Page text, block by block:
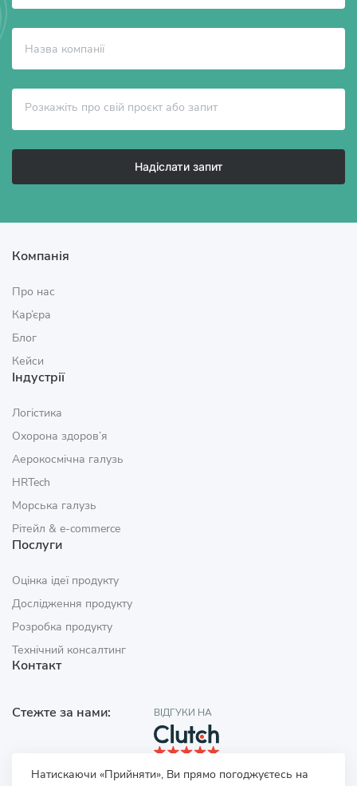
Натискаючи «Прийняти», Ви прямо погоджуєтесь на
Надіслати запит
Компанія
Про нас
Кар’єра
Блог
Кейси
Індустрії
Логістика
Охорона здоров’я
Аерокосмічна галузь
HRTech
Морська галузь
Рітейл & e‑commerce
Послуги
Оцінка ідеї продукту
Дослідження продукту
Розробка продукту
Технічний консалтинг
Контакт
Стежте за нами: ВІДГУКИ НА